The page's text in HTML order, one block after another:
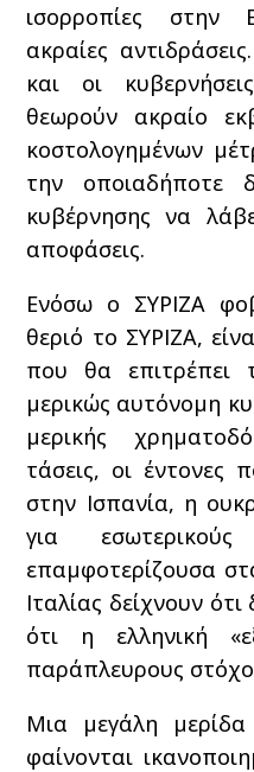
ισορροπίες στην
ακραίες
και οι
θεωρούν ακραίο
κοστολογημένων
την οποιαδήποτε
κυβέρνησης να
αποφάσεις.
Ενόσω ο ΣΥΡΙΖΑ
θεριό το ΣΥΡΙΖΑ,
που θα επιτρέπει
μερικώς αυτόνομη
μερικής
τάσεις, οι έντονες
στην Ισπανία, η
για
επαμφοτερίζουσα
Ιταλίας δείχνουν
ότι η ελληνική
παράπλευρους
Μια μεγάλη
φαίνονται